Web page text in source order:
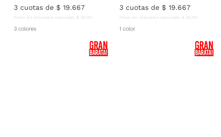
3cuotas de $ 19.667
Precio sin impuestos nacionales: $ 48 760
3 colores
3cuotas de $ 19.667
Precio sin impuestos nacionales: $ 48 760
1 color